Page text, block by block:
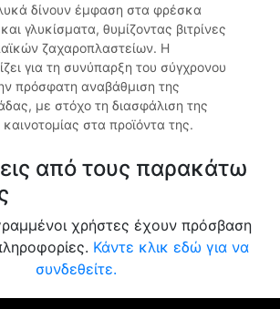
δίνουν έμφαση στα φρέσκα
γλυκίσματα, θυμίζοντας βιτρίνες
ζαχαροπλαστείων. Η
για τη συνύπαρξη του σύγχρονου
πρόσφατη αναβάθμιση της
με στόχο τη διασφάλιση της
στα προϊόντα της.
από τους παρακάτω
χρήστες έχουν πρόσβαση
Κάντε κλικ εδώ για να
συνδεθείτε.